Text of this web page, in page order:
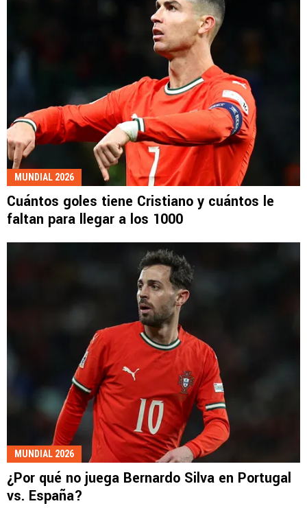
MUNDIAL 2026
Cuántos goles tiene Cristiano y cuántos le
faltan para llegar a los 1000
MUNDIAL 2026
¿Por qué no juega Bernardo Silva en Portugal
vs. España?